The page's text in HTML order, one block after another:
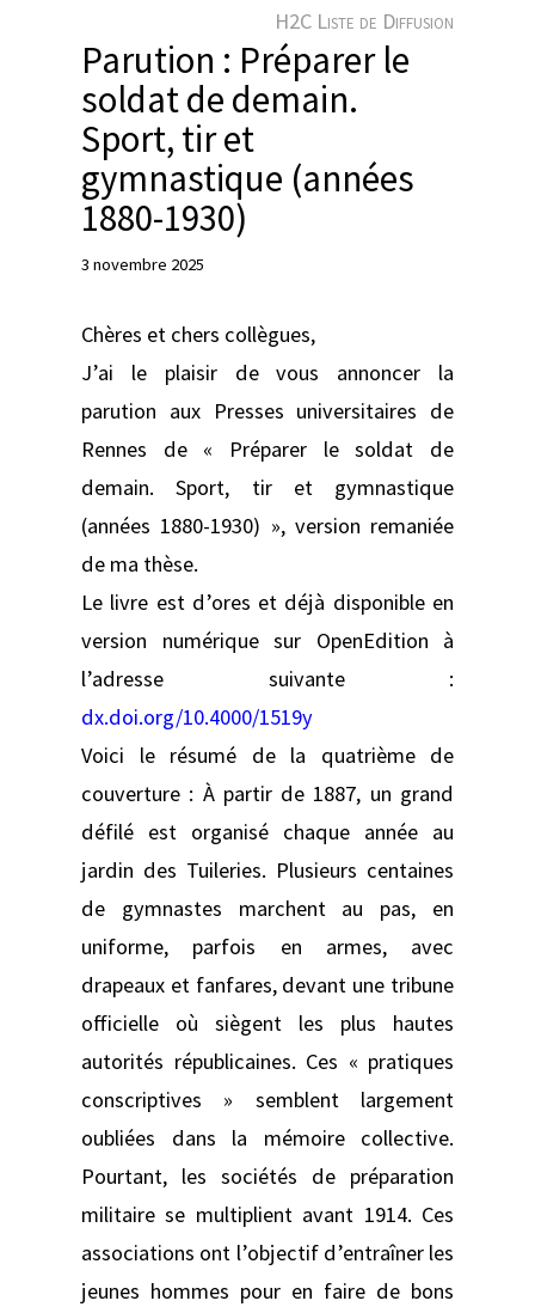
H2C Liste de Diffusion
Parution : Préparer le
soldat de demain.
Sport, tir et
gymnastique (années
1880-1930)
3 novembre 2025
Chères et chers collègues,
J’ai le plaisir de vous annoncer la
parution aux Presses universitaires de
Rennes de « Préparer le soldat de
demain. Sport, tir et gymnastique
(années 1880-1930) », version remaniée
de ma thèse.
Le livre est d’ores et déjà disponible en
version numérique sur OpenEdition à
l’adresse suivante :
dx.doi.org/10.4000/1519y
Voici le résumé de la quatrième de
couverture : À partir de 1887, un grand
défilé est organisé chaque année au
jardin des Tuileries. Plusieurs centaines
de gymnastes marchent au pas, en
uniforme, parfois en armes, avec
drapeaux et fanfares, devant une tribune
officielle où siègent les plus hautes
autorités républicaines. Ces « pratiques
conscriptives » semblent largement
oubliées dans la mémoire collective.
Pourtant, les sociétés de préparation
militaire se multiplient avant 1914. Ces
associations ont l’objectif d’entraîner les
jeunes hommes pour en faire de bons